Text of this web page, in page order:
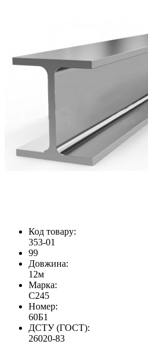
Код товару:
353-01
99
Довжина:
12м
Марка:
С245
Номер:
60Б1
ДСТУ (ГОСТ):
26020-83